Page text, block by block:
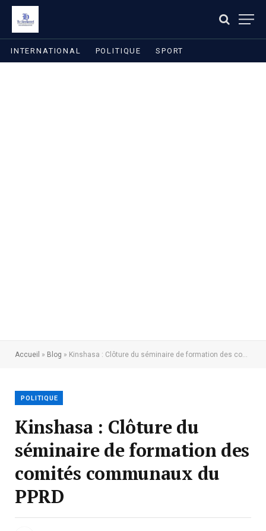
INTERNATIONAL POLITIQUE SPORT
Accueil » Blog » Kinshasa : Clôture du séminaire de formation des comités communaux du PPRD
POLITIQUE
Kinshasa : Clôture du
séminaire de formation des
comités communaux du
PPRD